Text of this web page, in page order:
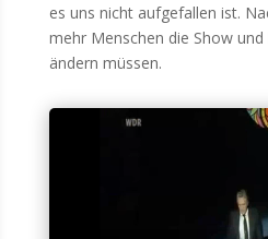
es uns nicht auf­ge­fal­len ist.
mehr Men­schen die Show
ändern müssen.